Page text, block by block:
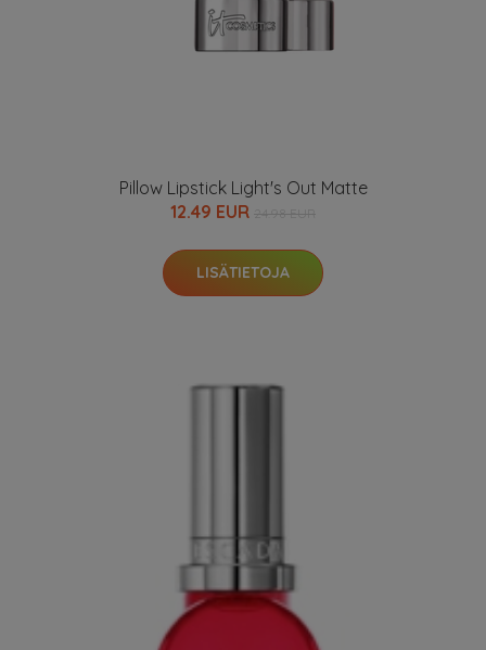
Pillow Lipstick Light's Out Matte
12.49 EUR
LISÄTIETOJA